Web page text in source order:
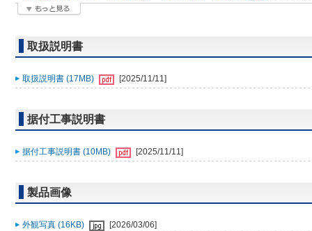
取扱説明書
取扱説明書 (17MB) [2025/11/11]
据付工事説明書
据付工事説明書 (10MB) [2025/11/11]
製品画像
外観写真 (16KB) [2026/03/06]